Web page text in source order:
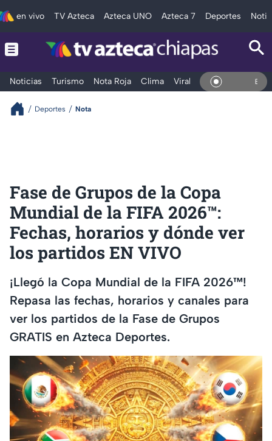
en vivo TV Azteca Azteca UNO Azteca 7 Deportes
Noticias Turismo Nota Roja Clima Viral y Tendencia En Vivo
Deportes Nota
Fase de Grupos de la Copa
Mundial de la FIFA 2026™:
Fechas, horarios y dónde ver
los partidos EN VIVO
¡Llegó la Copa Mundial de la FIFA 2026™!
Repasa las fechas, horarios y canales para
ver los partidos de la Fase de Grupos
GRATIS en Azteca Deportes.